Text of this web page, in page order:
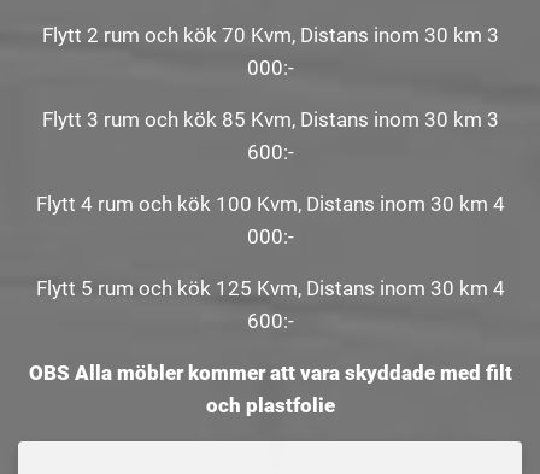
Flytt 2 rum och kök 70 Kvm, Distans inom 30 km 3
000:-
Flytt 3 rum och kök 85 Kvm, Distans inom 30 km 3
600:-
Flytt 4 rum och kök 100 Kvm, Distans inom 30 km 4
000:-
Flytt 5 rum och kök 125 Kvm, Distans inom 30 km 4
600:-
OBS Alla möbler kommer att vara skyddade med filt
och plastfolie